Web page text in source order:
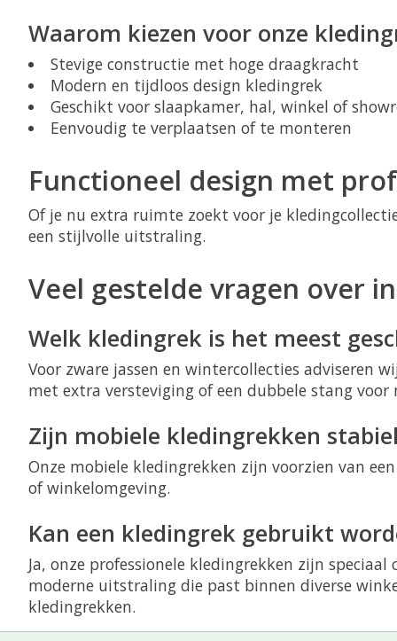
Waarom kiezen voor onze
Stevige constructie met hoge draagkracht
Modern en tijdloos design kledingrek
Geschikt voor slaapkamer, hal, winkel of
Eenvoudig te verplaatsen of te monteren
Functioneel design met
Of je nu extra ruimte zoekt voor je
een stijlvolle uitstraling.
Veel gestelde vragen over
Welk kledingrek is het meest
Voor zware jassen en wintercollecties adviseren
met extra versteviging of een dubbele stang
Zijn mobiele kledingrekken
Onze mobiele kledingrekken zijn voorzien van
of winkelomgeving.
Kan een kledingrek gebruikt
Ja, onze professionele kledingrekken zijn
moderne uitstraling die past binnen diverse
kledingrekken.